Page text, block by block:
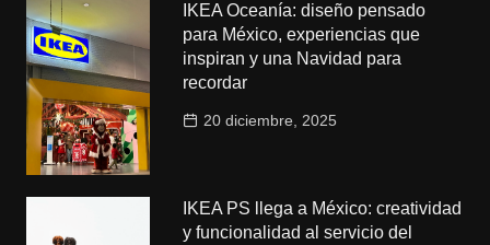
IKEA Oceanía: diseño pensado
para México, experiencias que
inspiran y una Navidad para
recordar
20 diciembre, 2025
IKEA PS llega a México: creatividad
y funcionalidad al servicio del